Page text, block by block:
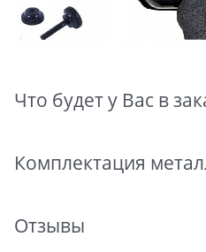
Что будет у Вас в
Комплектация
Отзывы